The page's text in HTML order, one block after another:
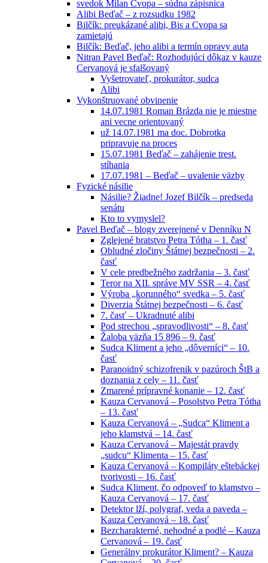
svedok Milan Cvopa – súdna zápisnica
Alibi Beďač – z rozsudku 1982
Bilčík: preukázané alibi, Bis a Cvopa sa
zamietajú
Bilčík: Beďač, jeho alibi a termín opravy auta
Nitran Pavel Beďač: Rozhodujúci dôkaz v kauze
Cervanová je sfalšovaný
Vyšetrovateľ, prokurátor, sudca
Alibi
Vykonštruované obvinenie
14.07.1981 Roman Brázda nie je miestne
ani vecne orientovaný
už 14.07.1981 ma doc. Dobrotka
pripravuje na proces
15.07.1981 Beďač – zahájenie trest.
stíhania
17.07.1981 – Beďač – uvalenie väzby
Fyzické násilie
Násilie? Žiadne! Jozef Bilčík – predseda
senátu
Kto to vymyslel?
Pavel Beďač – blogy zverejnené v Denníku N
Zglejené bratstvo Petra Tótha – 1. časť
Obludné zločiny Štátnej bezpečnosti – 2.
časť
V cele predbežného zadržania – 3. časť
Teror na XII. správe MV SSR – 4. časť
Výroba „korunného“ svedka – 5. časť
Diverzia Štátnej bezpečnosti – 6. časť
7. časť – Ukradnuté alibi
Pod strechou „spravodlivosti“ – 8. časť
Žaloba väzňa 15 896 – 9. časť
Sudca Kliment a jeho „dôverníci“ – 10.
časť
Paranoidný schizofrenik v pazúroch ŠtB a
doznania z cely – 11. časť
Zmarené prípravné konanie – 12. časť
Kauza Cervanová – Posolstvo Petra Tótha
– 13. časť
Kauza Cervanová – „Sudca“ Kliment a
jeho klamstvá – 14. časť
Kauza Cervanová – Majestát pravdy
„sudcu“ Klimenta – 15. časť
Kauza Cervanová – Kompiláty eštebáckej
tvorivosti – 16. časť
Sudca Kliment, čo odpoveď to klamstvo –
Kauza Cervanová – 17. časť
Detektor lží, polygraf, veda a paveda –
Kauza Cervanová – 18. časť
Bezcharakterné, nehodné a podlé – Kauza
Cervanová – 19. časť
Generálny prokurátor Kliment? – Kauza